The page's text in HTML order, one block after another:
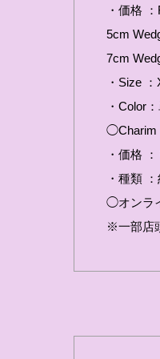
・価格
5cm
7cm
・Size
・Color
◯Charim
・価格
・種類
◯オンラ
※一部店